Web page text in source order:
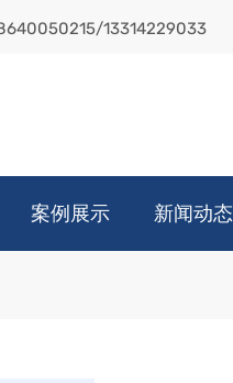
13314229033
案例展示 新闻动态